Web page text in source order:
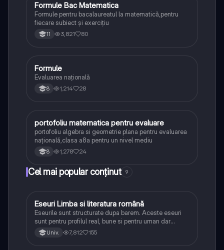
Matematică
Formule Bac Matematica
Formule pentru bacalaureatul la matematică,pentru
fiecare subiect și exercițiu
11 3,821 80
Matematică
Formule
Evaluarea națională
8 1,214 28
Matematică
portofoliu matematica pentru evaluare
portofoliu algebra si geometrie plana pentru evaluarea
națională,clasa a8a pentru un nivel mediu
8 1,278 24
Cel mai popular conținut 9
Limba și literatura română
Eseuri Limba si literatura română
Eseurile sunt structurate dupa barem. Aceste eseuri
sunt pentru profilul real, bune si pentru uman dar
lipsesc relatiile dintre personaje si caracrerizarile.
Univ. 7,812 155